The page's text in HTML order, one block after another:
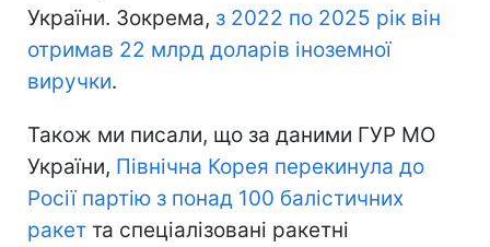
України. Зокрема, з 2022 по 2025 рік він
отримав 22 млрд доларів іноземної
виручки.
Також ми писали, що за даними ГУР МО
України, Північна Корея перекинула до
Росії партію з понад 100 балістичних
ракет та спеціалізовані ракетні